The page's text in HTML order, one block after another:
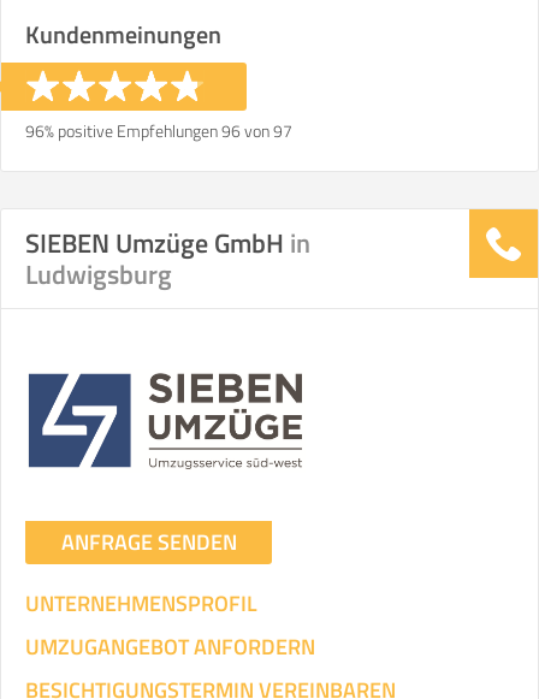
Kundenmeinungen
96% positive Empfehlungen 96 von 97
SIEBEN Umzüge GmbH in
Ludwigsburg
ANFRAGE SENDEN
UNTERNEHMENSPROFIL
UMZUGANGEBOT ANFORDERN
BESICHTIGUNGSTERMIN VEREINBAREN